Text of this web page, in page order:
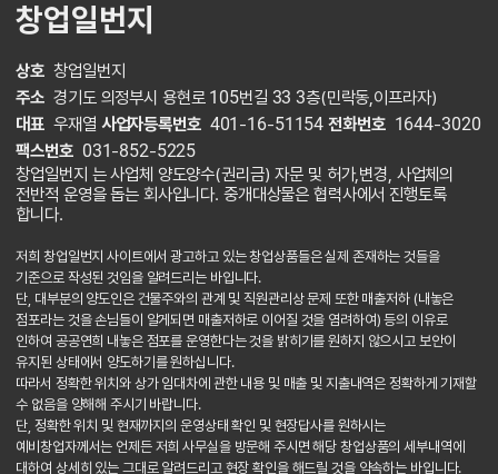
창업일번지
상호 창업일번지
주소 경기도 의정부시 용현로 105번길 33 3층(민락동,이프라자)
대표 우재열 사업자등록번호 401-16-51154 전화번호 1644-3020
팩스번호 031-852-5225
창업일번지 는 사업체 양도양수(권리금) 자문 및 허가,변경, 사업체의
전반적 운영을 돕는 회사입니다. 중개대상물은 협력사에서 진행토록
합니다.
저희 창업일번지 사이트에서 광고하고 있는 창업상품들은 실제 존재하는 것들을
기준으로 작성된 것임을 알려드리는 바입니다.
단, 대부분의 양도인은 건물주와의 관계 및 직원관리상 문제 또한 매출저하 (내놓은
점포라는 것을 손님들이 알게되면 매출저하로 이어질 것을 염려하여) 등의 이유로
인하여 공공연희 내놓은 점포를 운영한다는 것을 밝히기를 원하지 않으시고 보안이
유지된 상태에서 양도하기를 원하십니다.
따라서 정확한 위치와 상가 임대차에 관한 내용 및 매출 및 지출내역은 정확하게 기재할
수 없음을 양해해 주시기 바랍니다.
단, 정확한 위치 및 현재까지의 운영상태 확인 및 현장답사를 원하시는
예비창업자께서는 언제든 저희 사무실을 방문해 주시면 해당 창업상품의 세부내역에
대하여 상세히 있는 그대로 알려드리고 현장 확인을 해드릴 것을 약속하는 바입니다.